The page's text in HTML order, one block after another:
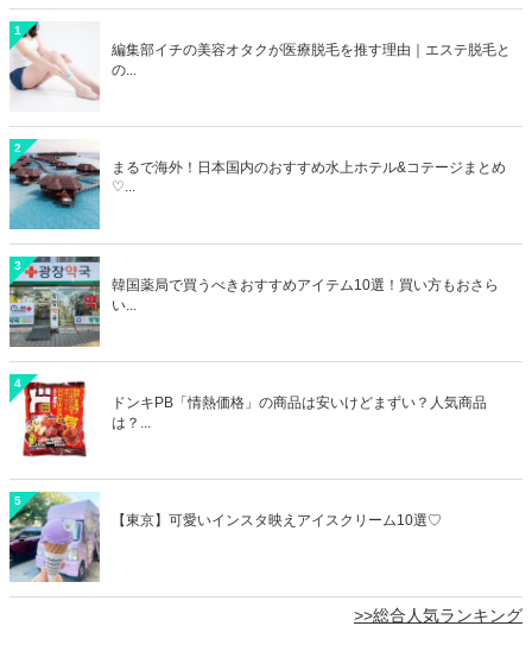
1
編集部イチの美容オタクが医療脱毛を推す理由｜エステ脱毛と
の...
2
まるで海外！日本国内のおすすめ水上ホテル&コテージまとめ
♡...
3
韓国薬局で買うべきおすすめアイテム10選！買い方もおさら
い...
4
ドンキPB「情熱価格」の商品は安いけどまずい？人気商品
は？...
5
【東京】可愛いインスタ映えアイスクリーム10選♡
>>総合人気ランキング